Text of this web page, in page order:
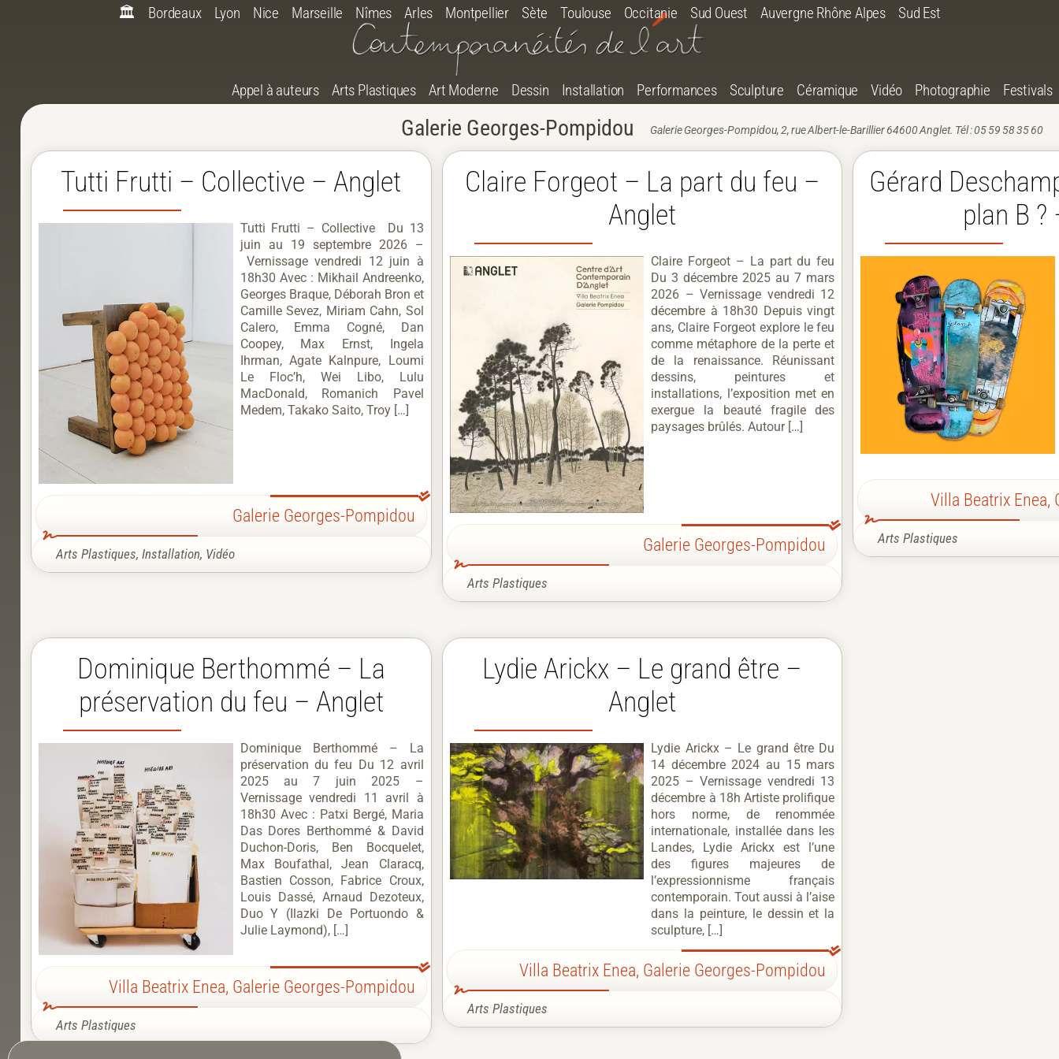
🏛️ Bordeaux Lyon Nice Marseille Nîmes Arles Montpellier Sète Toulouse Occitanie Sud Ouest Auvergne Rhône Alpes Sud Est
Appel à auteurs Arts Plastiques Art Moderne Dessin Installation Performances Sculpture Céramique Vidéo Photographie Festivals
Galerie Georges-Pompidou Galerie Georges-Pompidou, 2, rue Albert-le-Barillier 64600 Anglet. Tél : 05 59 58 35 60
Tutti Frutti – Collective – Anglet
Tutti Frutti – Collective Du 13
juin au 19 septembre 2026 –
Vernissage vendredi 12 juin à
18h30 Avec : Mikhail Andreenko,
Georges Braque, Déborah Bron et
Camille Sevez, Miriam Cahn, Sol
Calero, Emma Cogné, Dan
Coopey, Max Ernst, Ingela
Ihrman, Agate Kalnpure, Loumi
Le Floc’h, Wei Libo, Lulu
MacDonald, Romanich Pavel
Medem, Takako Saito, Troy […]
Galerie Georges-Pompidou
Arts Plastiques, Installation, Vidéo
Claire Forgeot – La part du feu –
Anglet
Claire Forgeot – La part du feu
Du 3 décembre 2025 au 7 mars
2026 – Vernissage vendredi 12
décembre à 18h30 Depuis vingt
ans, Claire Forgeot explore le feu
comme métaphore de la perte et
de la renaissance. Réunissant
dessins, peintures et
installations, l’exposition met en
exergue la beauté fragile des
paysages brûlés. Autour […]
Galerie Georges-Pompidou
Arts Plastiques
Gérard
plan B ?
Villa Beatrix Enea,
Arts Plastiques
Dominique Berthommé – La
préservation du feu – Anglet
Dominique Berthommé – La
préservation du feu Du 12 avril
2025 au 7 juin 2025 –
Vernissage vendredi 11 avril à
18h30 Avec : Patxi Bergé, Maria
Das Dores Berthommé & David
Duchon-Doris, Ben Bocquelet,
Max Boufathal, Jean Claracq,
Bastien Cosson, Fabrice Croux,
Louis Dassé, Arnaud Dezoteux,
Duo Y (Ilazki De Portuondo &
Julie Laymond), […]
Villa Beatrix Enea, Galerie Georges-Pompidou
Arts Plastiques
Lydie Arickx – Le grand être –
Anglet
Lydie Arickx – Le grand être Du
14 décembre 2024 au 15 mars
2025 – Vernissage vendredi 13
décembre à 18h Artiste prolifique
hors norme, de renommée
internationale, installée dans les
Landes, Lydie Arickx est l’une
des figures majeures de
l’expressionnisme français
contemporain. Tout aussi à l’aise
dans la peinture, le dessin et la
sculpture, […]
Villa Beatrix Enea, Galerie Georges-Pompidou
Arts Plastiques